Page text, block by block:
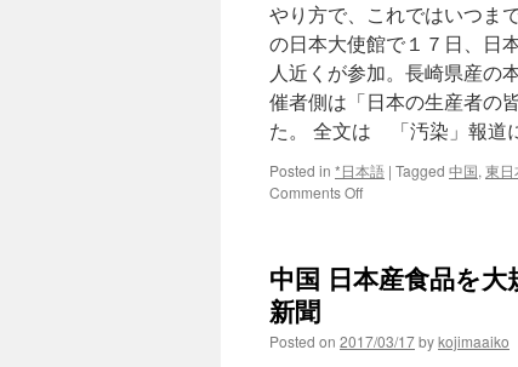
やり方で、これではいつま
の日本大使館で１７日、日
人近くが参加。長崎県産の
催者側は「日本の生産者の
た。 全文は 「汚染」報道
Posted in *日本語 | Tagged 中国, 東日
Comments Offon
道
論
中国 日本産食品を
新聞
Posted on 2017/03/17bykojimaaiko